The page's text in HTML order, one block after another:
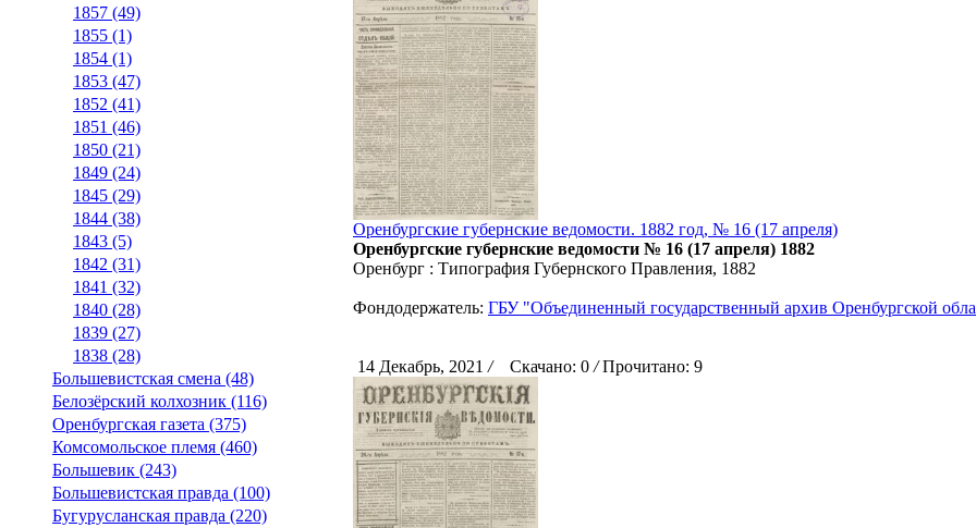
1857 (49)
1855 (1)
1854 (1)
1853 (47)
1852 (41)
1851 (46)
1850 (21)
1849 (24)
1845 (29)
1844 (38)
1843 (5)
1842 (31)
1841 (32)
1840 (28)
1839 (27)
1838 (28)
Большевистская смена (48)
Белозёрский колхозник (116)
Оренбургская газета (375)
Комсомольское племя (460)
Большевик (243)
Большевистская правда (100)
Бугурусланская правда (220)
Оренбургские губернские ведомости. 1882 год, № 16 (17 апреля)
Оренбургские губернские ведомости № 16 (17 апреля) 1882
Оренбург : Типография Губернского Правления, 1882
Фондодержатель: ГБУ "Объединенный государственный архив Оренбургской
14 Декабрь, 2021 /Скачано: 0 /Прочитано: 9